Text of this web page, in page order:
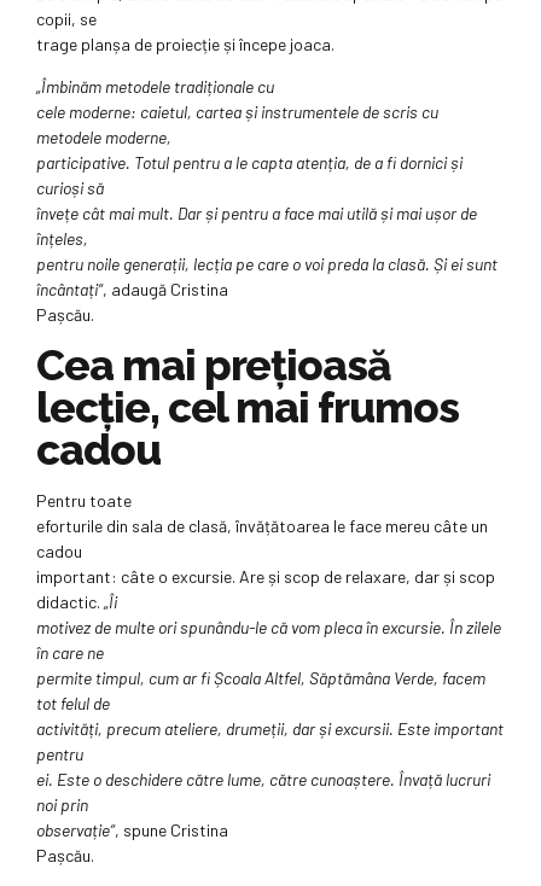
copii, se
trage planșa de proiecție și începe joaca.
„Îmbinăm metodele tradiționale cu
cele moderne: caietul, cartea și instrumentele de scris cu
metodele moderne,
participative. Totul pentru a le capta atenția, de a fi dornici și
curioși să
învețe cât mai mult. Dar și pentru a face mai utilă și mai ușor de
înțeles,
pentru noile generații, lecția pe care o voi preda la clasă. Și ei sunt
încântați“, adaugă Cristina
Pașcău.
Cea mai prețioasă
lecție, cel mai frumos
cadou
Pentru toate
eforturile din sala de clasă, învățătoarea le face mereu câte un
cadou
important: câte o excursie. Are și scop de relaxare, dar și scop
didactic. „Îi
motivez de multe ori spunându-le că vom pleca în excursie. În zilele
în care ne
permite timpul, cum ar fi Școala Altfel, Săptămâna Verde, facem
tot felul de
activități, precum ateliere, drumeții, dar și excursii. Este important
pentru
ei. Este o deschidere către lume, către cunoaștere. Învață lucruri
noi prin
observație“, spune Cristina
Pașcău.